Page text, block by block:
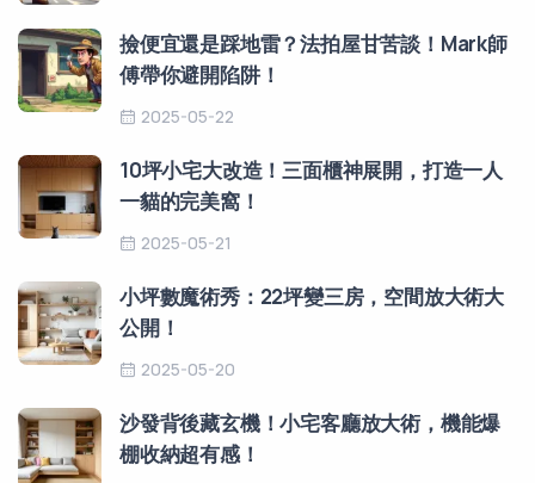
撿便宜還是踩地雷？法拍屋甘苦談！Mark師
傅帶你避開陷阱！
2025-05-22
10坪小宅大改造！三面櫃神展開，打造一人
一貓的完美窩！
2025-05-21
小坪數魔術秀：22坪變三房，空間放大術大
公開！
2025-05-20
沙發背後藏玄機！小宅客廳放大術，機能爆
棚收納超有感！